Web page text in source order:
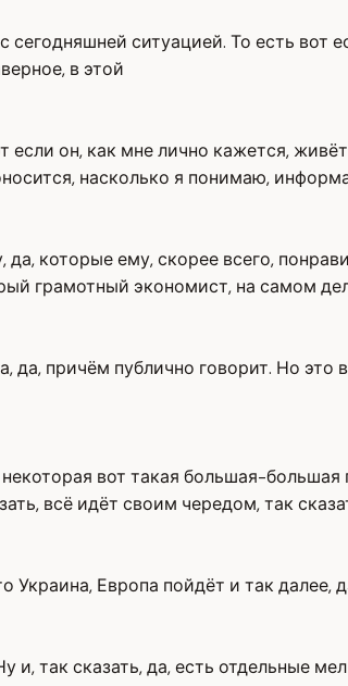
ситуацией. То есть вот
в этой
он, как мне лично кажется,
насколько я понимаю,
которые ему, скорее всего,
грамотный экономист, на самом
причём публично говорит. Но это
вот такая большая-большая
всё идёт своим чередом, так
Украина, Европа пойдёт и так далее,
и, так сказать, да, есть отдельные